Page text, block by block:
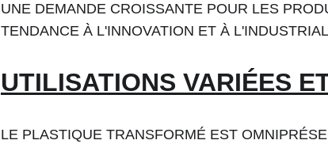
UNE DEMANDE CROISSANTE POUR LES
TENDANCE À L'INNOVATION ET À
UTILISATIONS VARIÉES
LE PLASTIQUE TRANSFORMÉ EST